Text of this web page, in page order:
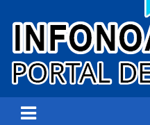
Infonoa Salta